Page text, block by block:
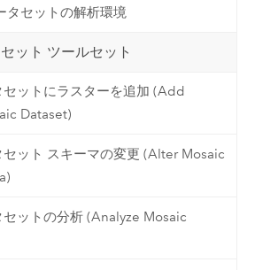
タセットの解析環境
ット ツールセット
セットにラスターを追加 (Add
Dataset)
セット スキーマの変更 (Alter Mosaic
セットの分析 (Analyze Mosaic